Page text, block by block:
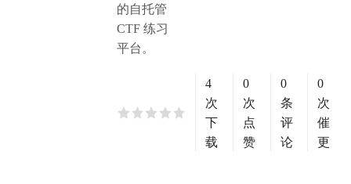
的自托管
CTF 练习
平台。
4
次
下
载
0
次
点
赞
0
条
评
论
0
次
催
更